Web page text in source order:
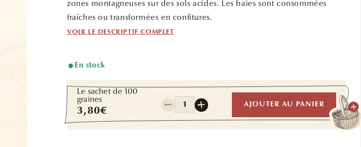
zones montagneuses sur des sols acides. Les baies sont consommées
fraîches ou transformées en confitures.
VOIR LE DESCRIPTIF COMPLET
En stock
Le sachet de 100
graines
Prix
habituel
3,80€
Quantité
Réduire
la
quantité
Augmenter
la
quantité
AJOUTER AU PANIER